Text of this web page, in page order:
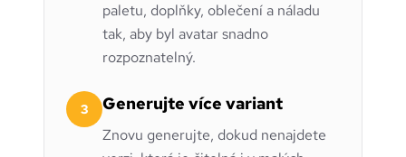
paletu, doplňky, oblečení a náladu
tak, aby byl avatar snadno
rozpoznatelný.
3 Generujte více variant
Znovu generujte, dokud nenajdete